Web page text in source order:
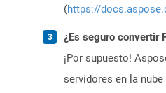
(https://
¿Es seguro convertir
¡Por supuesto!
servidores en la